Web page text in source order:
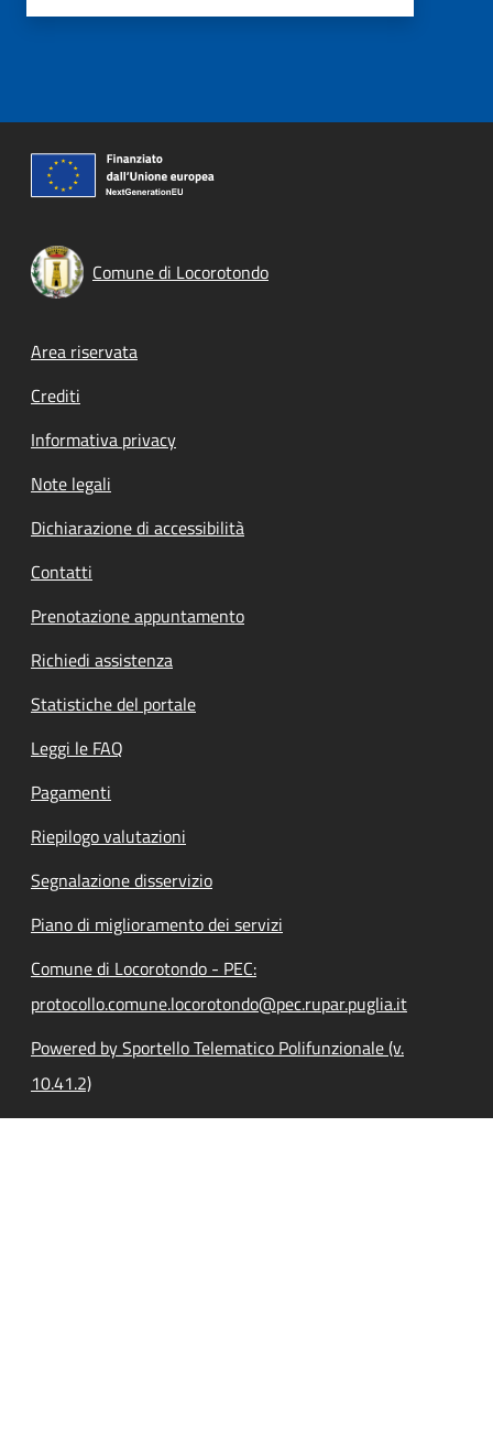
Comune di Locorotondo
Footer menu
Area riservata
Crediti
Informativa privacy
Note legali
Dichiarazione di accessibilità
Contatti
Prenotazione appuntamento
Richiedi assistenza
Statistiche del portale
Leggi le FAQ
Pagamenti
Riepilogo valutazioni
Segnalazione disservizio
Piano di miglioramento dei servizi
Comune di Locorotondo - PEC:
protocollo.comune.locorotondo@pec.rupar.puglia.it
Powered by Sportello Telematico Polifunzionale (v.
10.41.2)